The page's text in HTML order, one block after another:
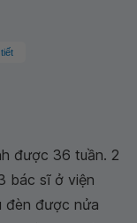
được 36 tuần. 2
bác sĩ ở viện
đèn được nửa